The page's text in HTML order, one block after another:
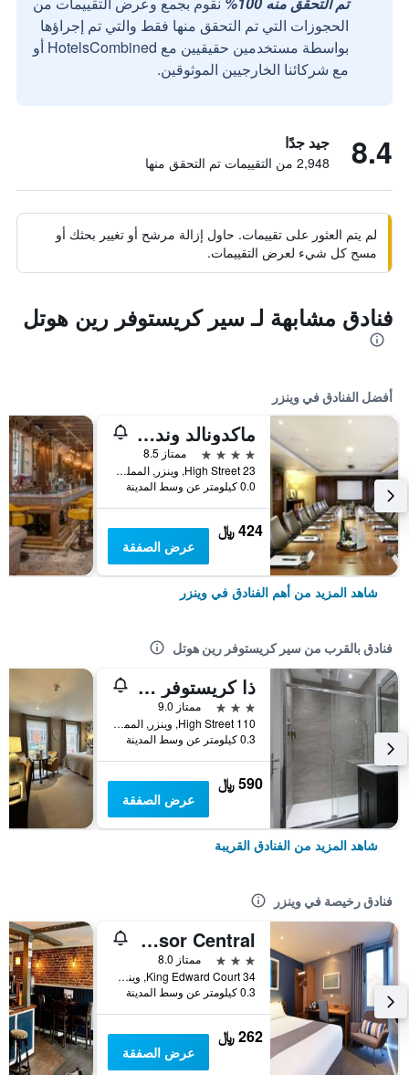
الحجوزات التي تم التحقق منها فقط والتي تم إجراؤها
بواسطة مستخدمين حقيقيين مع HotelsCombined أو
مع شركائنا الخارجيين الموثوقين.
8.4 جيد جدًا
2,948 من التقييمات تم التحقق منها
لم يتم العثور على تقييمات. حاول إزالة مرشح أو تغيير بحثك أو
مسح كل شيء لعرض التقييمات.
فنادق مشابهة لـ سير كريستوفر رين هوتل
أفضل الفنادق في وينزر
ماكدونالد وندسور
4 نجوم
ممتاز 8.5
23 High Street, وينزر, المملكة المتحدة
0.0 كيلومتر عن وسط المدينة
424 ﷼
عرض الصفقة
شاهد المزيد من أهم الفنادق في وينزر
فنادق بالقرب من سير كريستوفر رين هوتل
ذا كريستوفر هوتل
3 نجوم
ممتاز 9.0
110 High Street, وينزر, المملكة المتحدة
0.3 كيلومتر عن وسط المدينة
590 ﷼
عرض الصفقة
شاهد المزيد من الفنادق القريبة
فنادق رخيصة في وينزر
Travelodge Windsor Central
3 نجوم
ممتاز 8.0
34 King Edward Court, وينزر, المملكة المتحدة
0.3 كيلومتر عن وسط المدينة
262 ﷼
عرض الصفقة